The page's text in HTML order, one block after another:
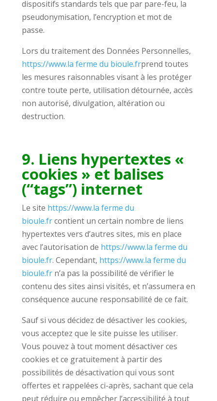
dispositifs standards tels que par pare-feu, la
pseudonymisation, l’encryption et mot de
passe.
Lors du traitement des Données Personnelles,
https://www.la ferme du bioule.frprend toutes
les mesures raisonnables visant à les protéger
contre toute perte, utilisation détournée, accès
non autorisé, divulgation, altération ou
destruction.
9. Liens hypertextes «
cookies » et balises
(“tags”) internet
Le site https://www.la ferme du
bioule.frcontient un certain nombre de liens
hypertextes vers d’autres sites, mis en place
avec l’autorisation de https://www.la ferme du
bioule.fr. Cependant, https://www.la ferme du
bioule.frn’a pas la possibilité de vérifier le
contenu des sites ainsi visités, et n’assumera en
conséquence aucune responsabilité de ce fait.
Sauf si vous décidez de désactiver les cookies,
vous acceptez que le site puisse les utiliser.
Vous pouvez à tout moment désactiver ces
cookies et ce gratuitement à partir des
possibilités de désactivation qui vous sont
offertes et rappelées ci-après, sachant que cela
peut réduire ou empêcher l’accessibilité à tout